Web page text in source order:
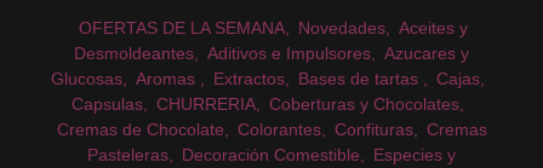
OFERTAS DE LA SEMANA Novedades
Aceites y
Desmoldeantes
Aditivos e Impulsores
Azucares y
Glucosas
Aromas Extractos Bases de tartas
Cajas
Capsulas
CHURRERIA
Coberturas y Chocolates
Cremas de Chocolate
Colorantes Confituras
Cremas
Pasteleras
Decoración Comestible
Especies y